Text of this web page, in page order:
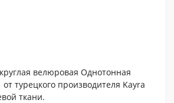
велюровая Однотонная
турецкого производителя Kayra
ткани.